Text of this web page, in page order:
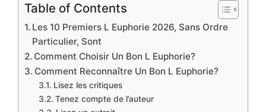
Table of Contents
Les 10 Premiers L Euphorie 2026, Sans Ordre
Particulier, Sont
Comment Choisir Un Bon L Euphorie?
Comment Reconnaître Un Bon L Euphorie?
Lisez les critiques
Tenez compte de l’auteur